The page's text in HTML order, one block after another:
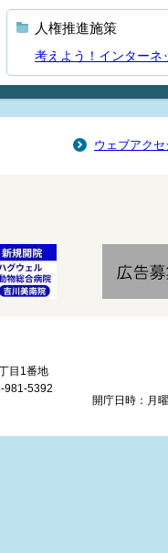
人権推進施策
考えよう！インターネ
ウェブアク
目1番地
981-5392
開庁日時：月